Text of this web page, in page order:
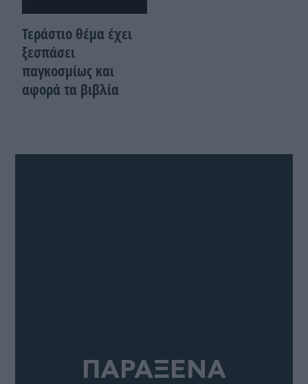
Τεράστιο θέμα έχει
ξεσπάσει
παγκοσμίως και
αφορά τα βιβλία
ΠΑΡΑΞΕΝΑ